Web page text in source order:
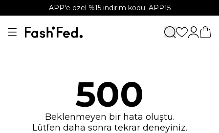
APP'e özel %15 indirim kodu: APP15
500
Beklenmeyen bir hata oluştu.
Lütfen daha sonra tekrar deneyiniz.